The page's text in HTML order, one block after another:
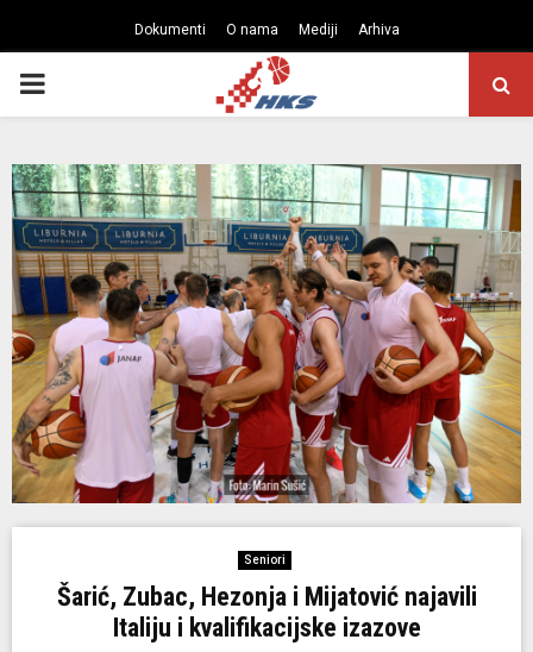
Dokumenti O nama Mediji Arhiva
PRIMARY
Seniori
Šarić, Zubac, Hezonja i Mijatović najavili
Italiju i kvalifikacijske izazove